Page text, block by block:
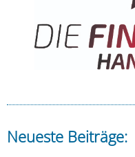
Neueste Beiträge: